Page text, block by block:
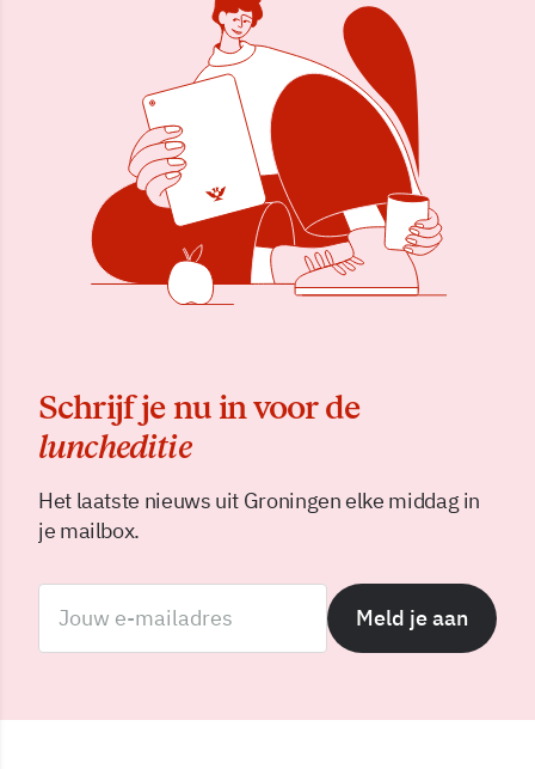
Schrijf je nu in voor de
luncheditie
Het laatste nieuws uit Groningen elke middag in
je mailbox.
Meld je aan